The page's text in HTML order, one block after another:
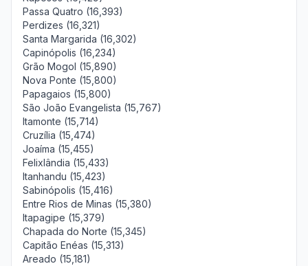
Passa Quatro (16,393)
Perdizes (16,321)
Santa Margarida (16,302)
Capinópolis (16,234)
Grão Mogol (15,890)
Nova Ponte (15,800)
Papagaios (15,800)
São João Evangelista (15,767)
Itamonte (15,714)
Cruzília (15,474)
Joaíma (15,455)
Felixlândia (15,433)
Itanhandu (15,423)
Sabinópolis (15,416)
Entre Rios de Minas (15,380)
Itapagipe (15,379)
Chapada do Norte (15,345)
Capitão Enéas (15,313)
Areado (15,181)